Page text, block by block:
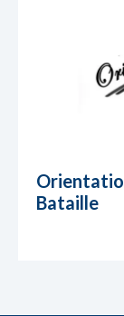
Bataille